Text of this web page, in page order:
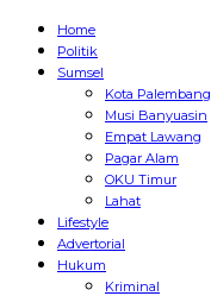
Home
Politik
Sumsel
Kota Palembang
Musi Banyuasin
Empat Lawang
Pagar Alam
OKU Timur
Lahat
Lifestyle
Advertorial
Hukum
Kriminal